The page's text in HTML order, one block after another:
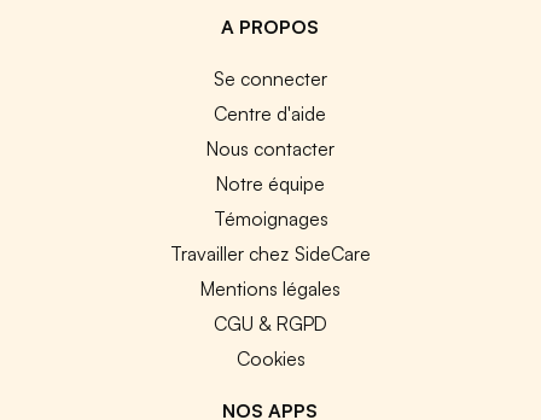
A PROPOS
Se connecter
Centre d'aide
Nous contacter
Notre équipe
Témoignages
Travailler chez SideCare
Mentions légales
CGU & RGPD
Cookies
NOS APPS